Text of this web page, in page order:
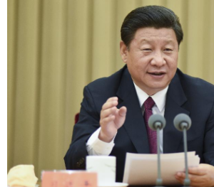
مؤتمر صحفى للخارجية